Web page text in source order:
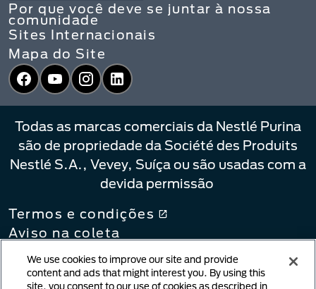
Por que você deve se juntar à nossa
comunidade
Sites Internacionais
Mapa do Site
Facebook
YouTubeInstagram
LinkedIn
Todas as marcas comerciais da Nestlé Purina
são de propriedade da Société des Produits
Nestlé S.A., Vevey, Suíça ou são usadas com a
devida permissão
Termos e condições
Aviso na coleta
Política de privacidade
Suas Escolhas de Privacidade
We use cookies to improve our site and provide
content and ads that might interest you. By using this
site, you consent to our use of cookies as described in